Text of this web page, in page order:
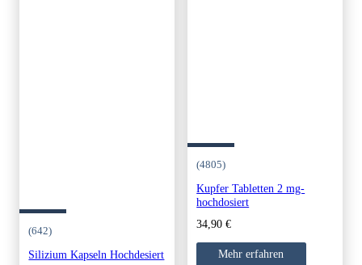
(642)
Silizium Kapseln Hochdesiert
(4805)
Kupfer Tabletten 2 mg-
hochdosiert
34,90€
Mehr erfahren